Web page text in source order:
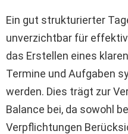
Ein gut strukturierter
unverzichtbar für
das Erstellen eines
Termine und Aufgaben
werden. Dies trägt zur
Balance bei, da sowohl
Verpflichtungen